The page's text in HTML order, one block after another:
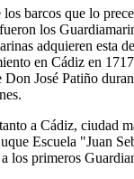
del
que irán a los
"ELCANO"
DENTRO
Lunes, 21
El buque-
los barcos que lo
los
adquieren esta
en Cádiz en
Don José Patiño
a Cádiz, ciudad
Escuela "Juan
los primeros